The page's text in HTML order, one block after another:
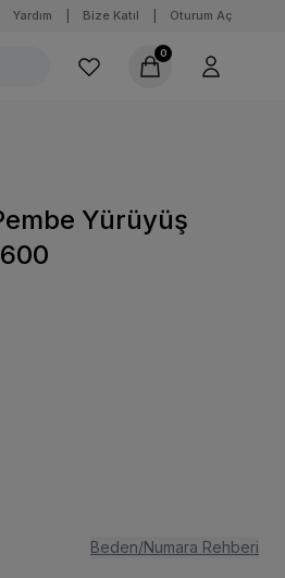
Yardım Bize Katıl Oturum Aç
0
Yürüyüş
Beden/Numara Rehberi